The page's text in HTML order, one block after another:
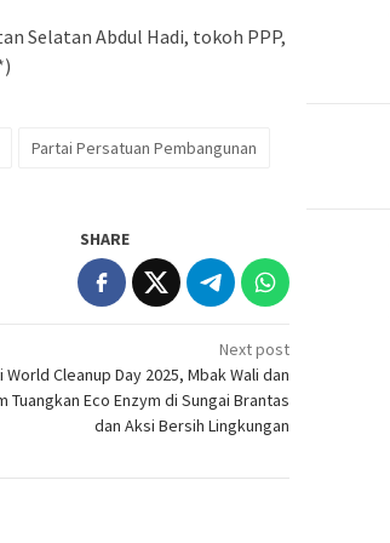
Selatan Abdul Hadi, tokoh PPP,
Partai Persatuan Pembangunan
SHARE
Next post
Cleanup Day 2025, Mbak Wali dan
Tuangkan Eco Enzym di Sungai Brantas
dan Aksi Bersih Lingkungan